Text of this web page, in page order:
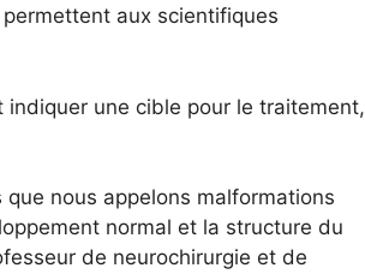
aux scientifiques
indiquer une cible pour le traitement,
nous appelons malformations
normal et la structure du
de neurochirurgie et de